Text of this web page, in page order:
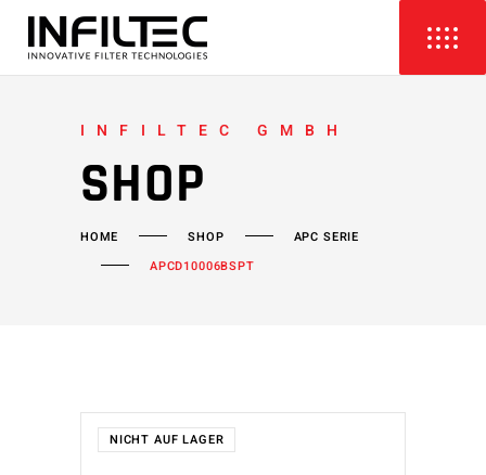
INFILTEC GMBH
SHOP
HOME SHOP
APC SERIE
APCD10006BSPT
NICHT AUF LAGER